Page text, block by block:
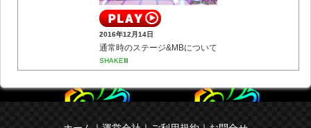
2016年12月14日
通常時のステージ&MBについて
SHAKEⅢ